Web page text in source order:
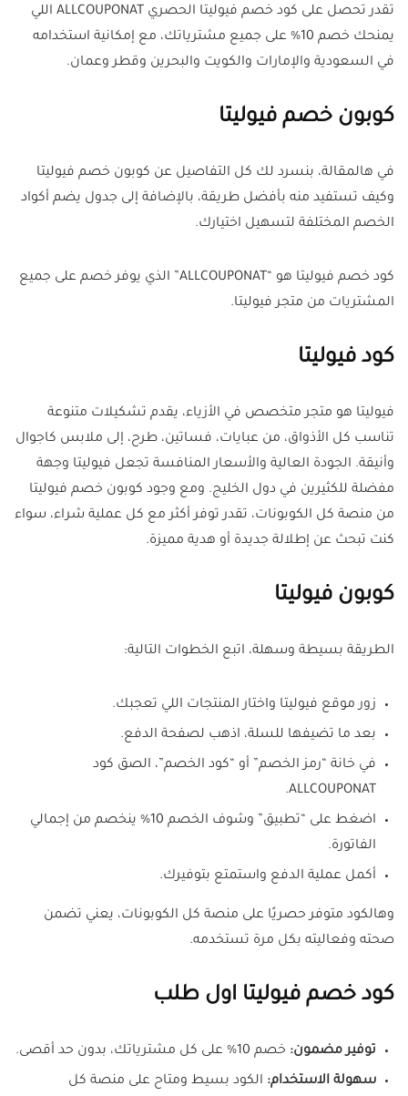
تقدر تحصل على كود خصم فيوليتا الحصري ALLCOUPONAT اللي
يمنحك خصم 10% على جميع مشترياتك، مع إمكانية استخدامه
في السعودية والإمارات والكويت والبحرين وقطر وعمان.
كوبون خصم فيوليتا
في هالمقالة، بنسرد لك كل التفاصيل عن كوبون خصم فيوليتا
وكيف تستفيد منه بأفضل طريقة، بالإضافة إلى جدول يضم أكواد
الخصم المختلفة لتسهيل اختيارك.
كود خصم فيوليتا هو “ALLCOUPONAT” الذي يوفر خصم على جميع
المشتريات من متجر فيوليتا.
كود فيوليتا
فيوليتا هو متجر متخصص في الأزياء، يقدم تشكيلات متنوعة
تناسب كل الأذواق، من عبايات، فساتين، طرح، إلى ملابس كاجوال
وأنيقة. الجودة العالية والأسعار المنافسة تجعل فيوليتا وجهة
مفضلة للكثيرين في دول الخليج. ومع وجود كوبون خصم فيوليتا
من منصة كل الكوبونات، تقدر توفر أكثر مع كل عملية شراء، سواء
كنت تبحث عن إطلالة جديدة أو هدية مميزة.
كوبون فيوليتا
الطريقة بسيطة وسهلة، اتبع الخطوات التالية:
زور موقع فيوليتا واختار المنتجات اللي تعجبك.
بعد ما تضيفها للسلة، اذهب لصفحة الدفع.
في خانة “رمز الخصم” أو “كود الخصم”، الصق كود
ALLCOUPONAT.
اضغط على “تطبيق” وشوف الخصم 10% ينخصم من إجمالي
الفاتورة.
أكمل عملية الدفع واستمتع بتوفيرك.
وهالكود متوفر حصريًا على منصة كل الكوبونات، يعني تضمن
صحته وفعاليته بكل مرة تستخدمه.
كود خصم فيوليتا اول طلب
توفير مضمون: خصم 10% على كل مشترياتك، بدون حد أقصى.
سهولة الاستخدام: الكود بسيط ومتاح على منصة كل